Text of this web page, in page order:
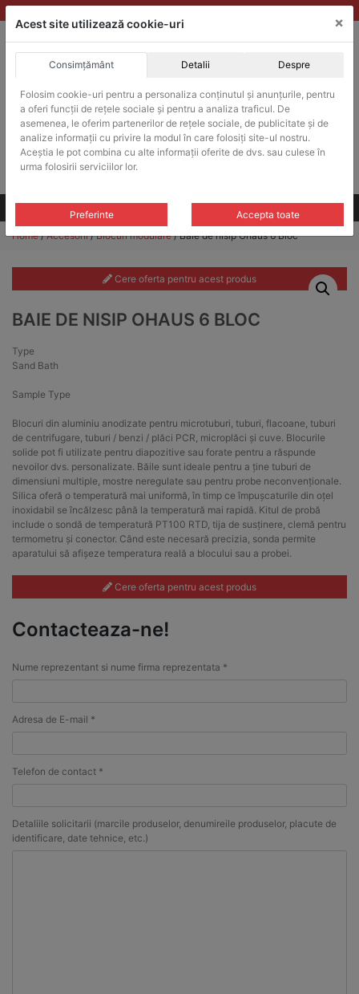
Skip
to
ACHIZITII PUBLICE
Produsele pot fi achizitionate si in sistemul SEAP / SICAP
Products
search
CAUTARE
Toate produsele
Home/Accesorii/Blocuri modulare/ Baie de nisip Ohaus 6 Bloc
Cere oferta pentru acest produs
BAIE DE NISIP OHAUS 6 BLOC
Type
Sand Bath
Sample Type
Blocuri din aluminiu anodizate pentru microtuburi, tuburi, flacoane, tuburi
de centrifugare, tuburi / benzi / plăci PCR, microplăci și cuve. Blocurile
solide pot fi utilizate pentru diapozitive sau forate pentru a răspunde
nevoilor dvs. personalizate. Băile sunt ideale pentru a ține tuburi de
dimensiuni multiple, mostre neregulate sau pentru probe neconvenționale.
Silica oferă o temperatură mai uniformă, în timp ce împușcaturile din oțel
inoxidabil se încălzesc până la temperatură mai rapidă. Kitul de probă
include o sondă de temperatură PT100 RTD, tija de susținere, clemă pentru
termometru și conector. Când este necesară precizia, sonda permite
aparatului să afișeze temperatura reală a blocului sau a probei.
Cere oferta pentru acest produs
Contacteaza-ne!
Nume reprezentant si nume firma reprezentata *
Adresa de E-mail *
Telefon de contact *
Detaliile solicitarii (marcile produselor, denumireile produselor, placute de
identificare, date tehnice, etc.)
Acest site utilizează cookie-uri ×
Consimțământ Detalii Despre
Folosim cookie-uri pentru a personaliza conținutul și anunțurile, pentru
a oferi funcții de rețele sociale și pentru a analiza traficul. De
asemenea, le oferim partenerilor de rețele sociale, de publicitate și de
analize informații cu privire la modul în care folosiți site-ul nostru.
Aceștia le pot combina cu alte informații oferite de dvs. sau culese în
urma folosirii serviciilor lor.
Preferinte Accepta toate